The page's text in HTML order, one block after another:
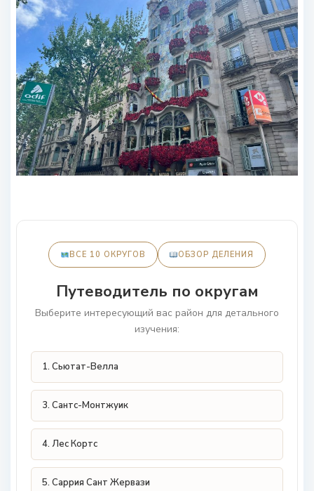
ВСЕ 10 ОКРУГОВ ОБЗОР ДЕЛЕНИЯ
Путеводитель по округам
Выберите интересующий вас район для детального
изучения:
1. Сьютат-Велла
3. Сантс-Монтжуик
4. Лес Кортс
5. Саррия Сант Жервази